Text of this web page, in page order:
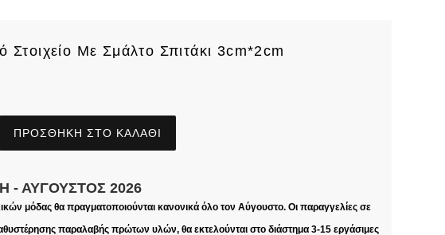
Στοιχείο Με Σμάλτο Σπιτάκι 3cm*2cm
ΠΡΟΣΘΉΚΗ ΣΤΟ ΚΑΛΆΘΙ
- ΑΎΓΟΥΣΤΟΣ 2026
μόδας θα πραγματοποιούνται κανονικά όλο τον Αύγουστο. Οι παραγγελίες σε
παραλαβής πρώτων υλών, θα εκτελούνται στο διάστημα 3-15 εργάσιμες